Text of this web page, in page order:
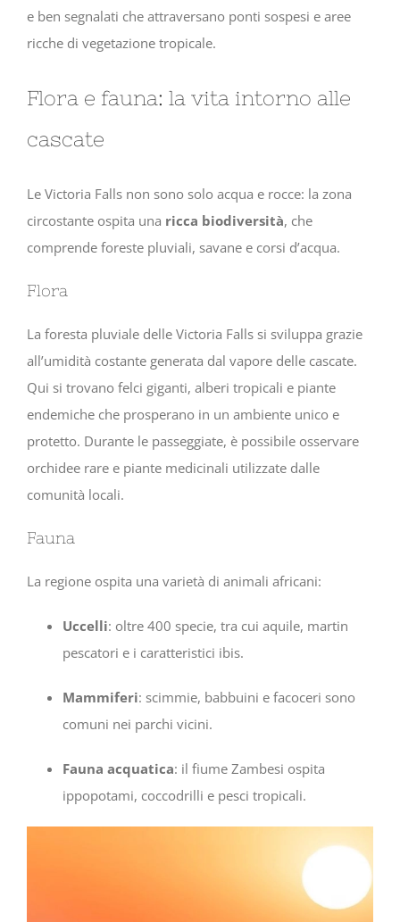
e ben segnalati che attraversano ponti sospesi e aree
ricche di vegetazione tropicale.
Flora e fauna: la vita intorno alle
cascate
Le Victoria Falls non sono solo acqua e rocce: la zona
circostante ospita una ricca biodiversità, che
comprende foreste pluviali, savane e corsi d’acqua.
Flora
La foresta pluviale delle Victoria Falls si sviluppa grazie
all’umidità costante generata dal vapore delle cascate.
Qui si trovano felci giganti, alberi tropicali e piante
endemiche che prosperano in un ambiente unico e
protetto. Durante le passeggiate, è possibile osservare
orchidee rare e piante medicinali utilizzate dalle
comunità locali.
Fauna
La regione ospita una varietà di animali africani:
Uccelli: oltre 400 specie, tra cui aquile, martin
pescatori e i caratteristici ibis.
Mammiferi: scimmie, babbuini e facoceri sono
comuni nei parchi vicini.
Fauna acquatica: il fiume Zambesi ospita
ippopotami, coccodrilli e pesci tropicali.